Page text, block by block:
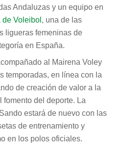
Andaluzas y un equipo en
Voleibol , una de las
ligueras femeninas de
en España.
al Mairena Voley
temporadas, en línea con la
de creación de valor a la
fomento del deporte. La
estará de nuevo con las
de entrenamiento y
en los polos oficiales.